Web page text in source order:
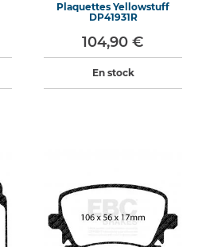
Plaquettes Yellowstuff
DP41931R
104,90 €
En stock